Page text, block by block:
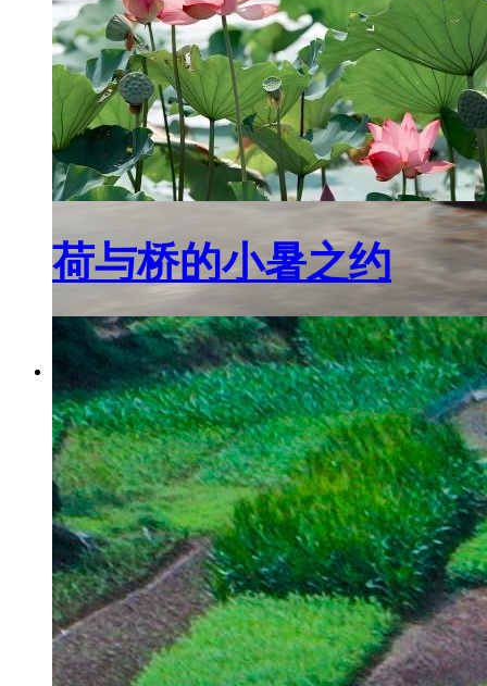
潢川：新春入企“促发展” 冲刺首季“开门红”
荷与桥的小暑之约